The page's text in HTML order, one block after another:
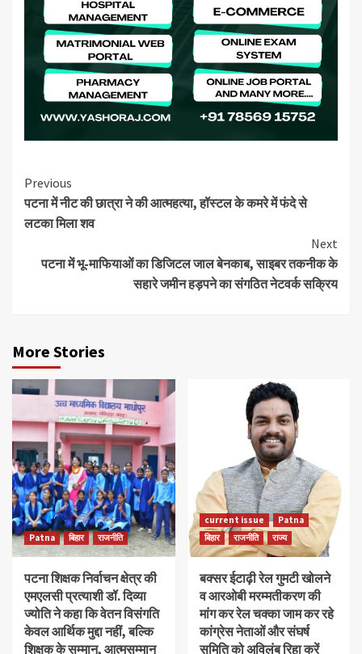
Continue
Reading
Previous
पटना में नीट की छात्रा ने की आत्महत्या, हॉस्टल के कमरे में फंदे से
लटका मिला शव
Next
पटना में भू-माफियाओं का डिजिटल जाल बेनकाब, साइबर तकनीक के
सहारे जमीन हड़पने का संगठित नेटवर्क सक्रिय
More Stories
Patna बिहार राजनीति
पटना शिक्षक निर्वाचन क्षेत्र की
एमएलसी प्रत्याशी डॉ. दिव्या
ज्योति ने कहा कि वेतन विसंगति
केवल आर्थिक मुद्दा नहीं, बल्कि
शिक्षक के सम्मान, आत्मसम्मान
current issue
Patna
बिहार
राजनीति राज्य
बक्सर ईटाढ़ी रेल गुमटी खोलने
व आरओबी मरम्मतीकरण की
मांग कर रेल चक्का जाम कर रहे
कांग्रेस नेताओं और संघर्ष
समिति को अविलंब रिहा करें